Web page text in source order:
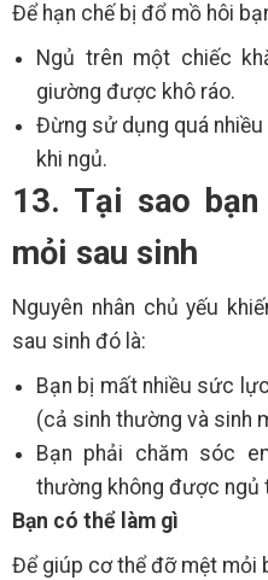
Để hạn chế bị đổ mồ hôi
Ngủ trên một chiếc
giường được khô ráo.
Đừng sử dụng quá
khi ngủ.
13. Tại sao
mỏi sau sinh
Nguyên nhân chủ yếu
sau sinh đó là:
Bạn bị mất nhiều sức
(cả sinh thường và sinh
Bạn phải chăm sóc
thường không được ngủ
Bạn có thể làm gì
Để giúp cơ thể đỡ mệt mỏi